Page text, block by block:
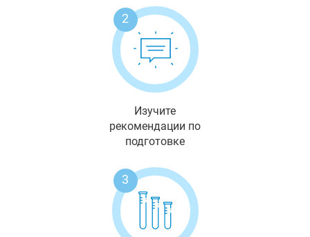
2
Изучите
рекомендации по
подготовке
3